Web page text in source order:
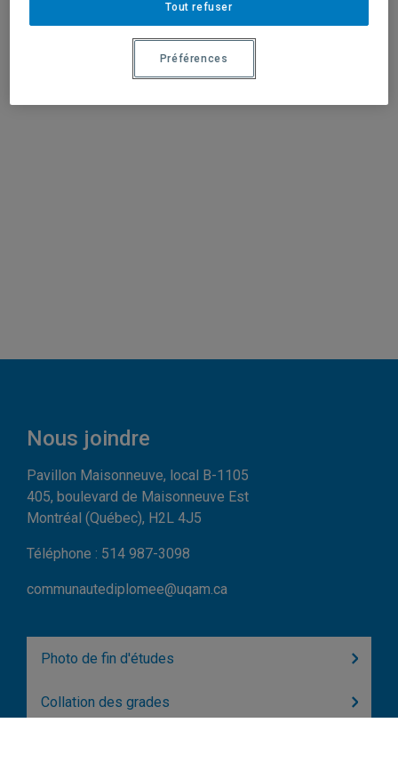
Visiter le site web
Nous joindre
Pavillon Maisonneuve, local B-1105
405, boulevard de Maisonneuve Est
Montréal (Québec), H2L 4J5
Téléphone : 514 987-3098
communautediplomee@uqam.ca
Photo de fin d'études
Collation des grades
Tout refuser
Préférences